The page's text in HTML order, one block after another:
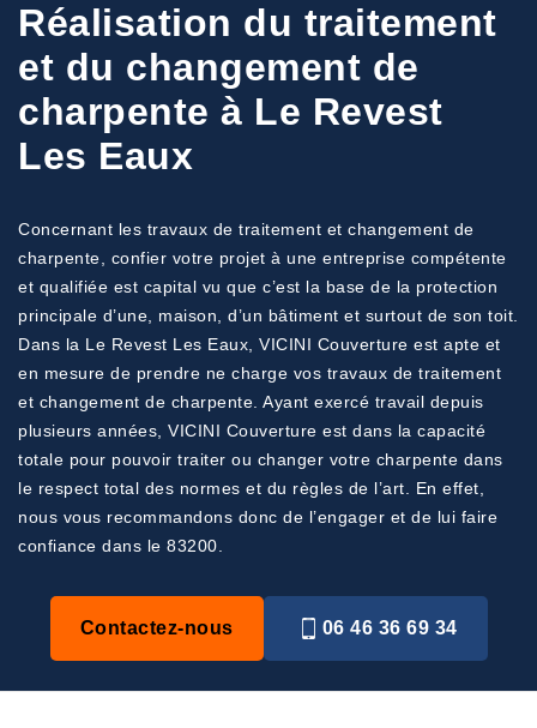
Réalisation du traitement
et du changement de
charpente à Le Revest
Les Eaux
Concernant les travaux de traitement et changement de
charpente, confier votre projet à une entreprise compétente
et qualifiée est capital vu que c’est la base de la protection
principale d’une, maison, d’un bâtiment et surtout de son toit.
Dans la Le Revest Les Eaux, VICINI Couverture est apte et
en mesure de prendre ne charge vos travaux de traitement
et changement de charpente. Ayant exercé travail depuis
plusieurs années, VICINI Couverture est dans la capacité
totale pour pouvoir traiter ou changer votre charpente dans
le respect total des normes et du règles de l’art. En effet,
nous vous recommandons donc de l’engager et de lui faire
confiance dans le 83200.
Contactez-nous 06 46 36 69 34